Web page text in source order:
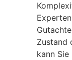
Zustand
kann